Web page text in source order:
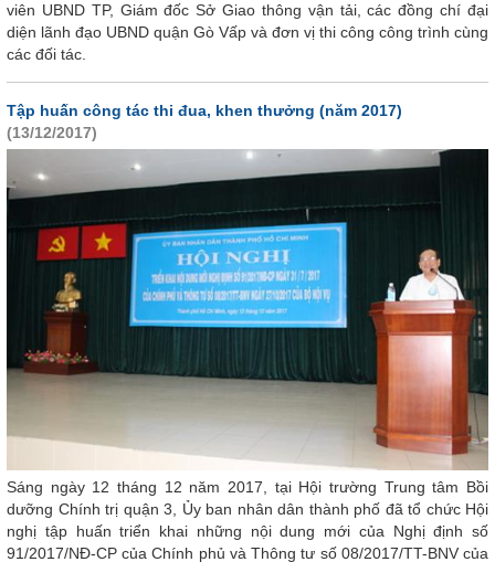
viên UBND TP, Giám đốc Sở Giao thông vận tải, các đồng chí đại
diện lãnh đạo UBND quận Gò Vấp và đơn vị thi công công trình cùng
các đối tác.
Tập huấn công tác thi đua, khen thưởng (năm 2017)
(13/12/2017)
Sáng ngày 12 tháng 12 năm 2017, tại Hội trường Trung tâm Bồi
dưỡng Chính trị quận 3, Ủy ban nhân dân thành phố đã tổ chức Hội
nghị tập huấn triển khai những nội dung mới của Nghị định số
91/2017/NĐ-CP của Chính phủ và Thông tư số 08/2017/TT-BNV của